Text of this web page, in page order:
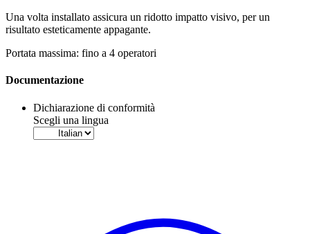
Una volta installato assicura un ridotto impatto visivo, per un
risultato esteticamente appagante.
Portata massima: fino a 4 operatori
Documentazione
Dichiarazione di conformità
Scegli una lingua